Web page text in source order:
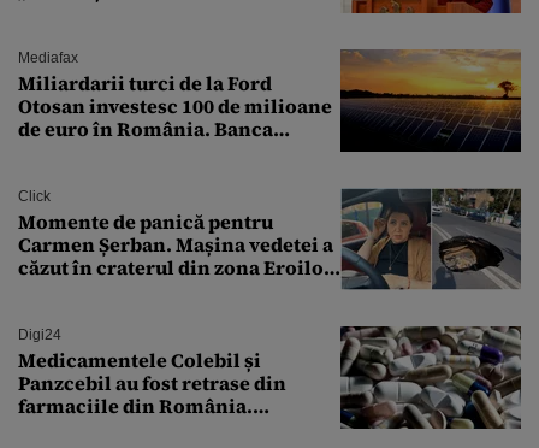
Mediafax
Miliardarii turci de la Ford
Otosan investesc 100 de milioane
de euro în România. Banca
Click
Momente de panică pentru
Carmen Șerban. Mașina vedetei a
căzut în craterul din zona Eroilor:
Digi24
Medicamentele Colebil și
Panzcebil au fost retrase din
farmaciile din România.